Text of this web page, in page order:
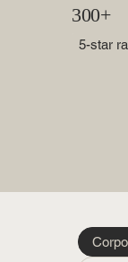
5-star
300+